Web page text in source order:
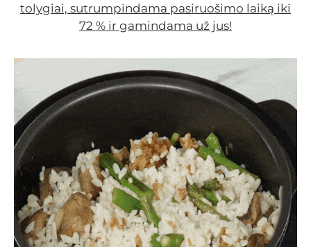
tolygiai, sutrumpindama pasiruošimo laiką iki
72 % ir gamindama už jus!